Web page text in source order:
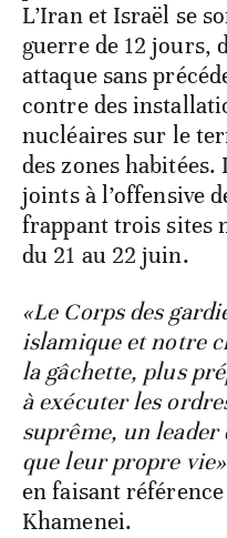
L’Iran et Israël se
guerre de 12 jours,
attaque sans
contre des
nucléaires sur le
des zones habitées.
joints à l’offensive
frappant trois sites
du 21 au 22 juin.
«Le Corps des
islamique et notre
la gâchette, plus
à exécuter les
suprême, un
que leur propre vie»
en faisant
Khamenei.